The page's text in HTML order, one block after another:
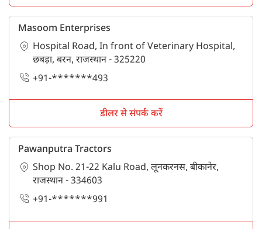
Masoom Enterprises
Hospital Road, In front of Veterinary Hospital,
छबड़ा, बरन, राजस्थान - 325220
+91-*******493
डीलर से संपर्क करें
Pawanputra Tractors
Shop No. 21-22 Kalu Road, लूनकरनस, बीकानेर,
राजस्थान - 334603
+91-*******991